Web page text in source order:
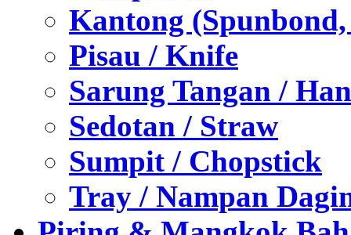
Kantong
Pisau / Knife
Sarung Tangan /
Sedotan / Straw
Sumpit / Chopstick
Tray / Nampan